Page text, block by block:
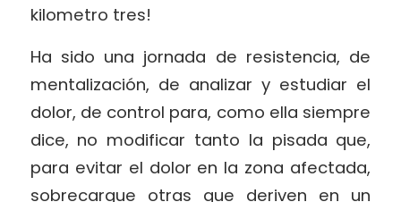
kilometro tres!
Ha sido una jornada de resistencia, de
mentalización, de analizar y estudiar el
dolor, de control para, como ella siempre
dice, no modificar tanto la pisada que,
para evitar el dolor en la zona afectada,
sobrecargue otras que deriven en un